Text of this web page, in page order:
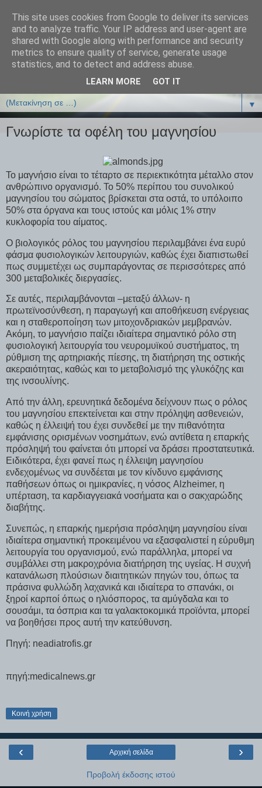
ΒΙΟΛΟΓΙΑonline.gr
Online Μαθήματα Βιολογίας
▼
Γνωρίστε τα οφέλη του μαγνησίου
Το μαγνήσιο είναι το τέταρτο σε περιεκτικότητα μέταλλο στον
ανθρώπινο οργανισμό. Το 50% περίπου του συνολικού
μαγνησίου του σώματος βρίσκεται στα οστά, το υπόλοιπο
50% στα όργανα και τους ιστούς και μόλις 1% στην
κυκλοφορία του αίματος.
Ο βιολογικός ρόλος του μαγνησίου περιλαμβάνει ένα ευρύ
φάσμα φυσιολογικών λειτουργιών, καθώς έχει διαπιστωθεί
πως συμμετέχει ως συμπαράγοντας σε περισσότερες από
300 μεταβολικές διεργασίες.
Σε αυτές, περιλαμβάνονται –μεταξύ άλλων- η
πρωτεϊνοσύνθεση, η παραγωγή και αποθήκευση ενέργειας
και η σταθεροποίηση των μιτοχονδριακών μεμβρανών.
Ακόμη, το μαγνήσιο παίζει ιδιαίτερα σημαντικό ρόλο στη
φυσιολογική λειτουργία του νευρομυϊκού συστήματος, τη
ρύθμιση της αρτηριακής πίεσης, τη διατήρηση της οστικής
ακεραιότητας, καθώς και το μεταβολισμό της γλυκόζης και
της ινσουλίνης.
Από την άλλη, ερευνητικά δεδομένα δείχνουν πως ο ρόλος
του μαγνησίου επεκτείνεται και στην πρόληψη ασθενειών,
καθώς η έλλειψή του έχει συνδεθεί με την πιθανότητα
εμφάνισης ορισμένων νοσημάτων, ενώ αντίθετα η επαρκής
πρόσληψή του φαίνεται ότι μπορεί να δράσει προστατευτικά.
Ειδικότερα, έχει φανεί πως η έλλειψη μαγνησίου
ενδεχομένως να συνδέεται με τον κίνδυνο εμφάνισης
παθήσεων όπως οι ημικρανίες, η νόσος Alzheimer, η
υπέρταση, τα καρδιαγγειακά νοσήματα και ο σακχαρώδης
διαβήτης.
Συνεπώς, η επαρκής ημερήσια πρόσληψη μαγνησίου είναι
ιδιαίτερα σημαντική προκειμένου να εξασφαλιστεί η εύρυθμη
λειτουργία του οργανισμού, ενώ παράλληλα, μπορεί να
συμβάλλει στη μακροχρόνια διατήρηση της υγείας. Η συχνή
κατανάλωση πλούσιων διαιτητικών πηγών του, όπως τα
πράσινα φυλλώδη λαχανικά και ιδιαίτερα το σπανάκι, οι
ξηροί καρποί όπως ο ηλιόσπορος, τα αμύγδαλα και το
σουσάμι, τα όσπρια και τα γαλακτοκομικά προϊόντα, μπορεί
να βοηθήσει προς αυτή την κατεύθυνση.
Πηγή: neadiatrofis.gr
πηγή:medicalnews.gr
Κοινή χρήση
‹ ›
Αρχική σελίδα
Προβολή έκδοσης ιστού
This site uses cookies from Google to deliver its services
and to analyze traffic. Your IP address and user-agent are
shared with Google along with performance and security
metrics to ensure quality of service, generate usage
statistics, and to detect and address abuse.
LEARN MORE GOT IT